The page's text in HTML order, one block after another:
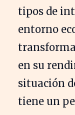
tipos de
entorno
en su
situación
tiene un